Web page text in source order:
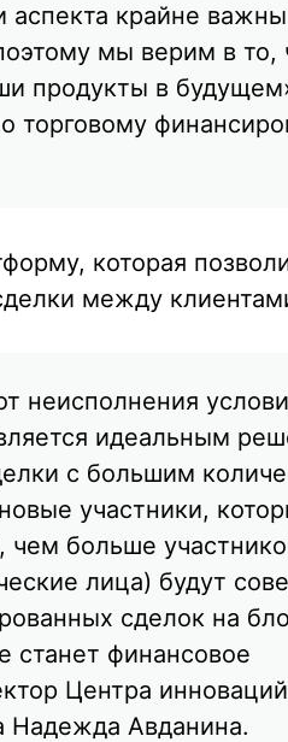
аспекта крайне
мы верим в то,
продукты в
торговому
которая
между
неисполнения
идеальным
с большим
участники,
чем больше
лица) будут
сделок на
станет финансовое
Центра инноваций
Надежда Авданина.